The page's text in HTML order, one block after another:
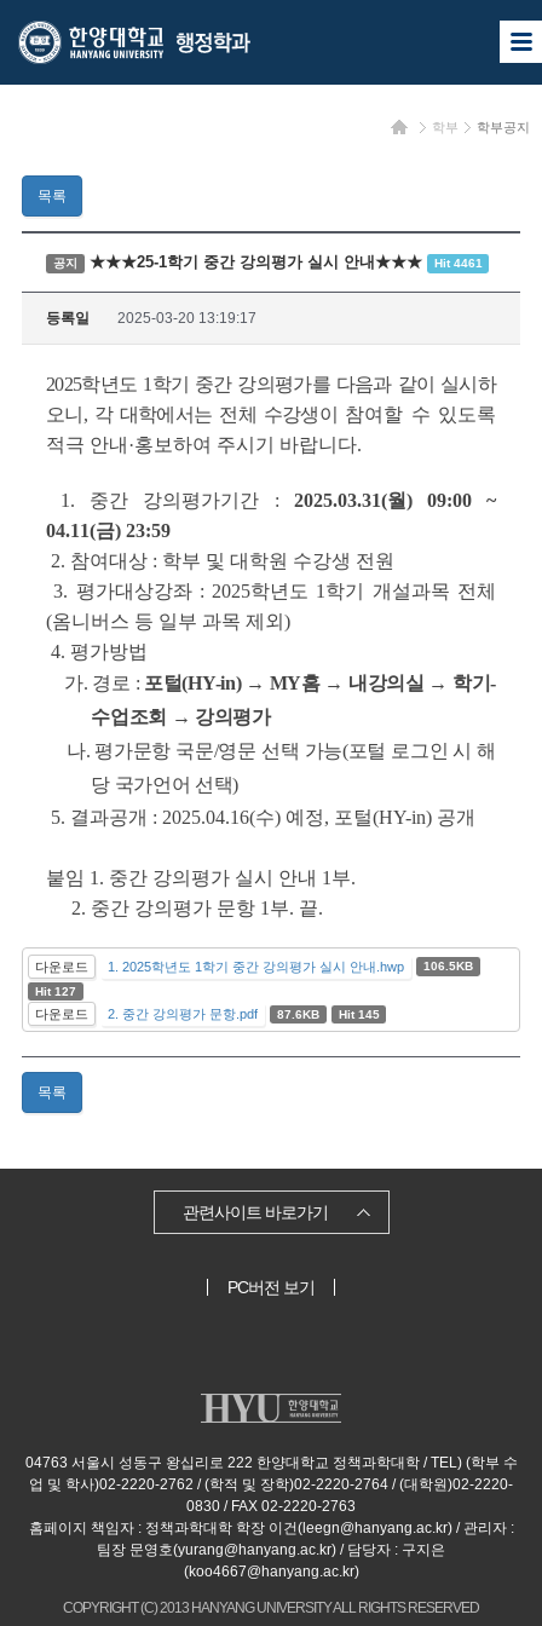
한
양
교
양
행
정
학
과
사
이
열
홈 학부 학부공지
목록
공지 ★★★25-1학기 중간 강의평가 실시 안내★★★ Hit 4461
등록일 2025-03-20 13:19:17
2025학년도 1학기 중간 강의평가를 다음과 같이 실시하
오니, 각 대학에서는 전체 수강생이
참여할 수 있도록
적극 안내 ·홍보하여 주시기 바랍니다.
1. 중간 강의평가기간 :
2025.03.31(월) 09:00 ~
04.11(금) 23:59
2. 참여대상 : 학부 및 대학원 수강생 전원
3. 평가대상강좌 : 2025학년도 1학기 개설과목 전체
(옴니버스 등 일부 과목 제외)
4. 평가방법
가. 경로 : 포털(HY-in) → MY홈 → 내강의실 → 학기-
수업조회 → 강의평가
나. 평가문항 국문/영문 선택 가능(포털 로그인 시 해
당 국가언어 선택)
5. 결과공개 : 2025.04.16(수) 예정, 포털(HY-in) 공개
붙임 1. 중간 강의평가 실시 안내 1부.
2. 중간 강의평가 문항 1부. 끝.
다운로드 1. 2025학년도 1학기 중간 강의평가 실시 안내.hwp
106.5KB
Hit 127
다운로드 2. 중간 강의평가 문항.pdf 87.6KB Hit 145
목록
관련사이트 바로가기
PC버전 보기
04763 서울시 성동구 왕십리로 222 한양대학교 정책과학대학 / TEL) (학부 수
업 및 학사)02-2220-2762 / (학적 및 장학)02-2220-2764 / (대학원)02-2220-
0830 / FAX 02-2220-2763
홈페이지 책임자 : 정책과학대학 학장 이건(leegn@hanyang.ac.kr) / 관리자 :
팀장 문영호(yurang@hanyang.ac.kr) / 담당자 : 구지은
(koo4667@hanyang.ac.kr)
COPYRIGHT (C) 2013 HANYANG UNIVERSITY ALL RIGHTS RESERVED